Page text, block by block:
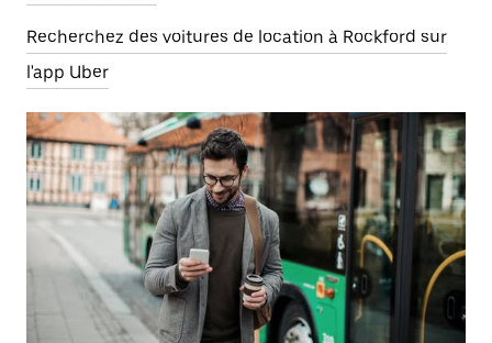
Recherchez des voitures de location à Rockford sur
l'app Uber